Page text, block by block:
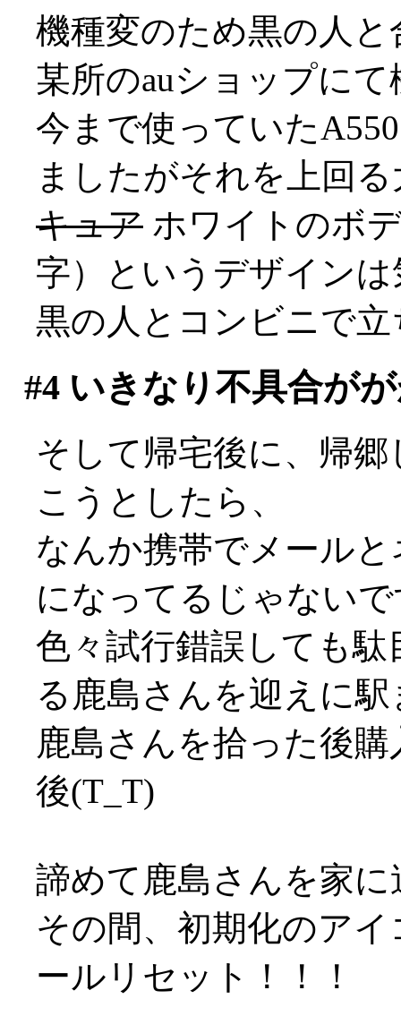
機種変のため黒の人と
某所のauショップにて
今まで使っていた
ましたがそれを上回
キュア ホワイトのボ
字）というデザイン
黒の人とコンビニで
#4いきなり不具合が
そして帰宅後に、帰
こうとしたら、
なんか携帯でメール
になってるじゃない
色々試行錯誤しても
る鹿島さんを迎えに駅
鹿島さんを拾った後
後(T_T)
諦めて鹿島さんを家
その間、初期化のア
ールリセット！！！